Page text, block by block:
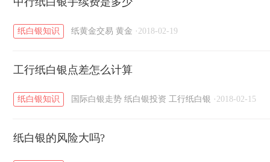
/
纸白银知识 纸黄金交易 黄金 · 2018-02-19
工行纸白银点差怎么计算
纸白银知识 国际白银走势 纸白银投资 工行纸白银 · 2018-02-15
纸白银的风险大吗?